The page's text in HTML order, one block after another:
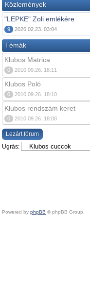
Közlemények
"LEPKE" Zoli emlékére
9 2026.02.23. 03:04
Témák
Klubos Matrica
0 2010.09.26. 18:11
Klubos Poló
0 2010.09.26. 18:10
Klubos rendszám keret
0 2010.09.26. 18:08
Lezárt fórum
Ugrás:
Powered by phpBB © phpBB Group.